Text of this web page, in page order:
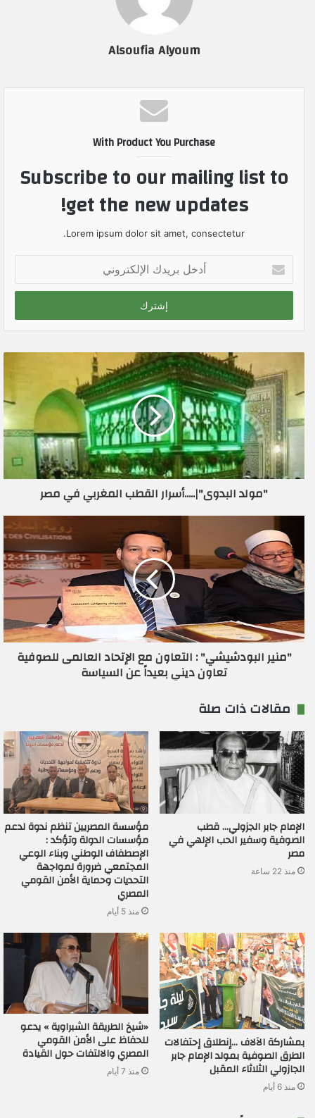
Alsoufia Alyoum
With Product You Purchase
Subscribe to our mailing list to
get the new updates!
Lorem ipsum dolor sit amet, consectetur.
خ
ب
ي
ا
إ
ن
"مولد البدوى"|.....أسرار القطب المغربي في مصر
"منير البودشيشي" : التعاون مع الإتحاد العالمى للصوفية
تعاون ديني بعيداً عن السياسة
مقالات ذات صلة
الإمام جابر الجزولي… قطب
الصوفية وسفير الحب الإلهي في
مصر
منذ 22 ساعة
مؤسسة المصريين تنظم ندوة لدعم
مؤسسات الدولة وتؤكد :
الإصطفاف الوطني وبناء الوعي
المجتمعي ضرورة لمواجهة
التحديات وحماية الأمن القومي
المصري
منذ 5 أيام
بمشاركة الآلاف …إنطلاق إحتفالات
الطرق الصوفية بمولد الإمام جابر
الجازولي الثلاثاء المقبل
منذ 6 أيام
«شيخ الطريقة الشبراوية » يدعو
للحفاظ على الأمن القومي
المصري والالتفات حول القيادة
منذ 7 أيام